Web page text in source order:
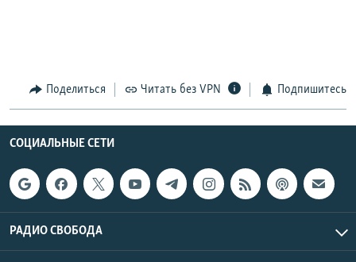
Поделиться Читать без VPN Подпишитесь
СОЦИАЛЬНЫЕ СЕТИ
РАДИО СВОБОДА